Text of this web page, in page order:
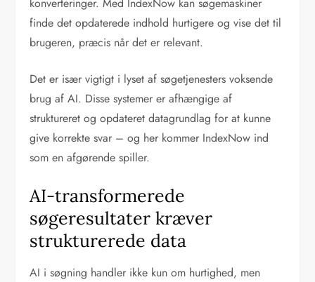
konverteringer. Med IndexNow kan søgemaskiner
finde det opdaterede indhold hurtigere og vise det til
brugeren, præcis når det er relevant.
Det er især vigtigt i lyset af søgetjenesters voksende
brug af AI. Disse systemer er afhængige af
struktureret og opdateret datagrundlag for at kunne
give korrekte svar – og her kommer IndexNow ind
som en afgørende spiller.
AI-transformerede
søgeresultater kræver
strukturerede data
AI i søgning handler ikke kun om hurtighed, men